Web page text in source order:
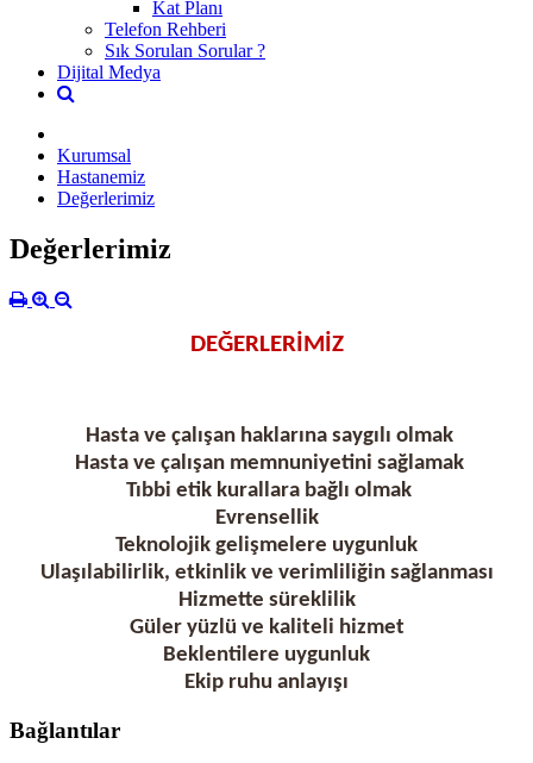
Kat Planı
Telefon Rehberi
Sık Sorulan Sorular ?
Dijital Medya
Kurumsal
Hastanemiz
Değerlerimiz
Değerlerimiz
DEĞERLERİMİZ
Hasta ve çalışan haklarına saygılı olmak
Hasta ve çalışan memnuniyetini sağlamak
Tıbbi etik kurallara bağlı olmak
Evrensellik
Teknolojik gelişmelere uygunluk
Ulaşılabilirlik, etkinlik ve verimliliğin sağlanması
Hizmette süreklilik
Güler yüzlü ve kaliteli hizmet
Beklentilere uygunluk
Ekip ruhu anlayışı
Bağlantılar